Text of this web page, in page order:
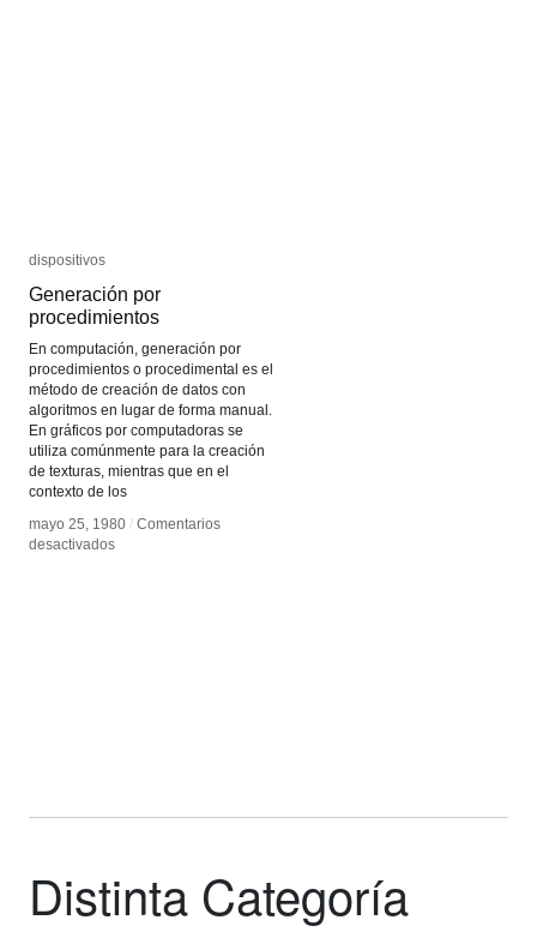
dispositivos
Generación por
procedimientos
En computación, generación por
procedimientos o procedimental es el
método de creación de datos con
algoritmos en lugar de forma manual.
En gráficos por computadoras se
utiliza comúnmente para la creación
de texturas, mientras que en el
contexto de los
mayo 25, 1980 / Comentarios
desactivadosen
dispositivos
Generación por
procedimientos
mayo 25, 1980 / Comentarios
desactivadosen
Distinta Categoría